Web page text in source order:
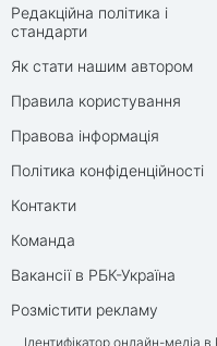
Редакційна політика і
стандарти
Як стати нашим автором
Правила користування
Правова інформація
Політика конфіденційності
Контакти
Команда
Вакансії в РБК-Україна
Розмістити рекламу
Ідентифікатор онлайн-медіа в